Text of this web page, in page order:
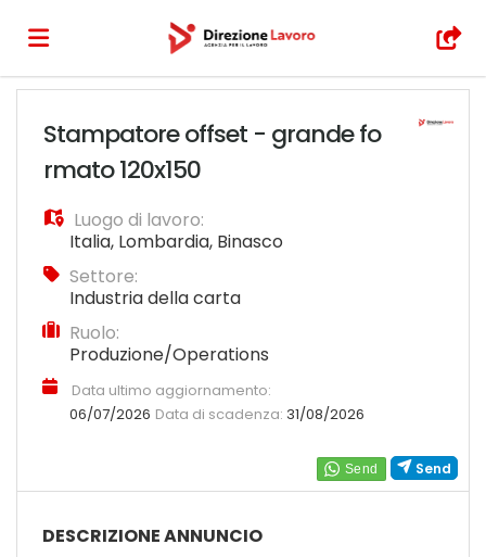
di
lavoro
Carica
il
CV
Login
Send
Stampatore offset - grande fo
rmato 120x150
Luogo di lavoro:
Italia, Lombardia, Binasco
Settore:
Industria della carta
Ruolo:
Produzione/Operations
Data ultimo aggiornamento:
06/07/2026 Data di scadenza: 31/08/2026
DESCRIZIONE ANNUNCIO